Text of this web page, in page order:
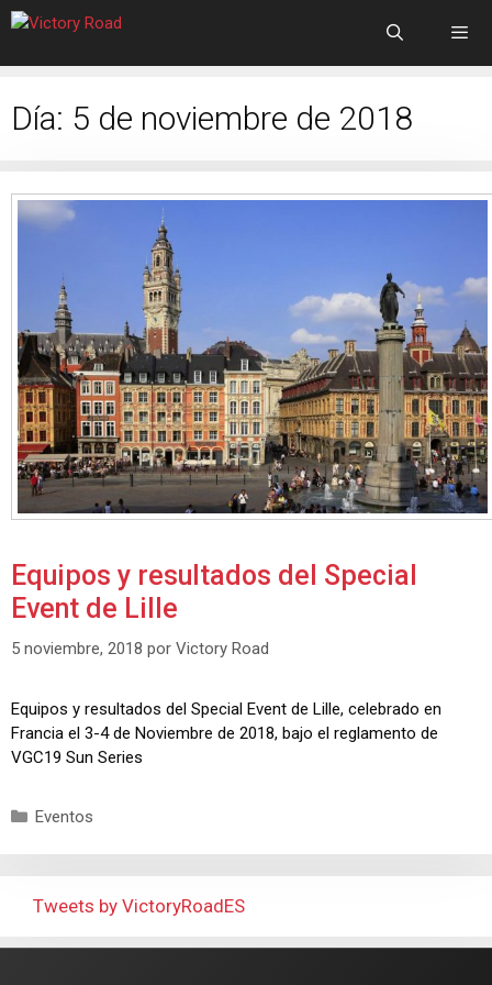
Día: 5 de noviembre de 2018
Equipos y resultados del Special
Event de Lille
5 noviembre, 2018 por Victory Road
Equipos y resultados del Special Event de Lille, celebrado en
Francia el 3-4 de Noviembre de 2018, bajo el reglamento de
VGC19 Sun Series
Eventos
Tweets by VictoryRoadES